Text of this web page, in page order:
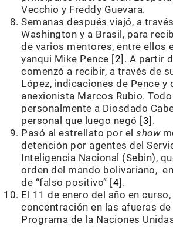
Vecchio y Freddy Guevara.
Semanas después viajó, a
Washington y a Brasil, para
de varios mentores, entre ellos
yanqui Mike Pence [2]. A partir
comenzó a recibir, a través de
López, indicaciones de Pence y
anexionista Marcos Rubio.
personalmente a Diosdado
personal que luego negó [3].
Pasó al estrellato por el show
detención por agentes del
Inteligencia Nacional (Sebin),
orden del mando bolivariano,
de “falso positivo” [4].
El 11 de enero del año en curso,
concentración en las afueras de
Programa de la Naciones